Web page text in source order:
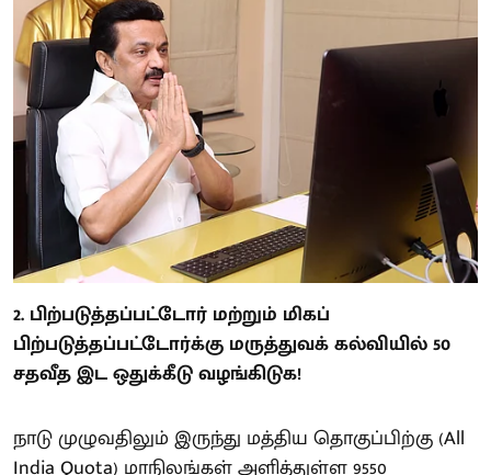
2. பிற்படுத்தப்பட்டோர் மற்றும் மிகப்
பிற்படுத்தப்பட்டோர்க்கு மருத்துவக் கல்வியில் 50
சதவீத இட ஒதுக்கீடு வழங்கிடுக!
நாடு முழுவதிலும் இருந்து மத்திய தொகுப்பிற்கு (All
India Quota) மாநிலங்கள் அளித்துள்ள 9550